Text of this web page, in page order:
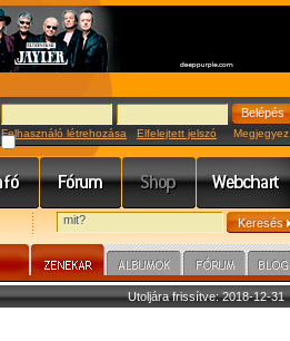
Felhasználó létrehozása Elfelejtett jelszó Megjegyez
Utoljára frissítve: 2018-12-31